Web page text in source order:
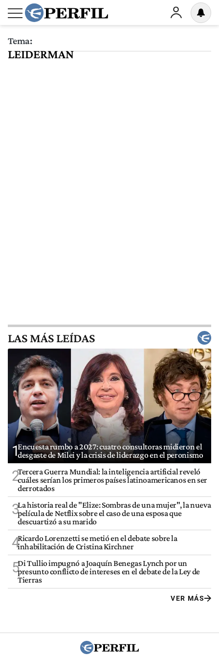
Tema:
LEIDERMAN
LAS MÁS LEÍDAS
1Encuesta rumbo a 2027: cuatro consultoras midieron el
desgaste de Milei y la crisis de liderazgo en el peronismo
2Tercera Guerra Mundial: la inteligencia artificial reveló
cuáles serían los primeros países latinoamericanos en ser
derrotados
3La historia real de "Elize: Sombras de una mujer", la nueva
película de Netflix sobre el caso de una esposa que
descuartizó a su marido
4Ricardo Lorenzetti se metió en el debate sobre la
inhabilitación de Cristina Kirchner
5Di Tullio impugnó a Joaquín Benegas Lynch por un
presunto conflicto de intereses en el debate de la Ley de
Tierras
VER MÁS